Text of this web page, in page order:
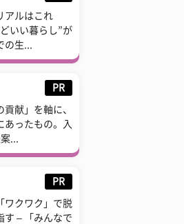
アルはこれ
いい暮らし”が
生...
PR
貢献」を軸に、
あったもの。入
...
PR
ワクワク」で脱
す – 「みんなで